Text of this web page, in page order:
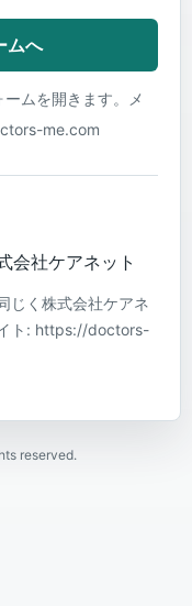
ムへ
ムを開きます。メ
me.com
社ケアネット
じく株式会社ケアネ
ト: https://doctors-
reserved.